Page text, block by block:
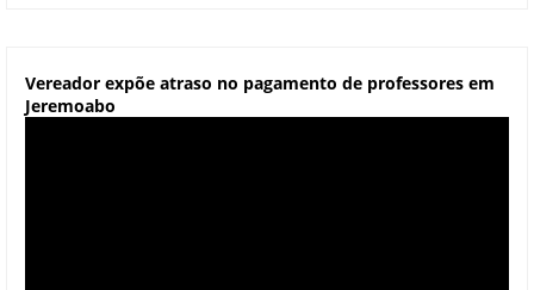
Vereador expõe atraso no pagamento de professores em
Jeremoabo